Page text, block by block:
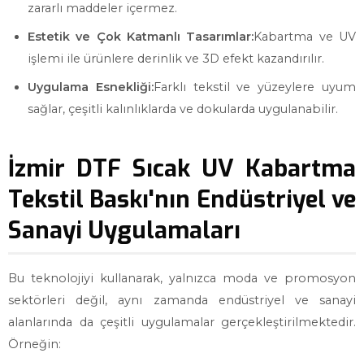
zararlı maddeler içermez.
Estetik ve Çok Katmanlı Tasarımlar:Kabartma ve UV
işlemi ile ürünlere derinlik ve 3D efekt kazandırılır.
Uygulama Esnekliği:Farklı tekstil ve yüzeylere uyum
sağlar, çeşitli kalınlıklarda ve dokularda uygulanabilir.
İzmir DTF Sıcak UV Kabartma
Tekstil Baskı'nın Endüstriyel ve
Sanayi Uygulamaları
Bu teknolojiyi kullanarak, yalnızca moda ve promosyon
sektörleri değil, aynı zamanda endüstriyel ve sanayi
alanlarında da çeşitli uygulamalar gerçekleştirilmektedir.
Örneğin: